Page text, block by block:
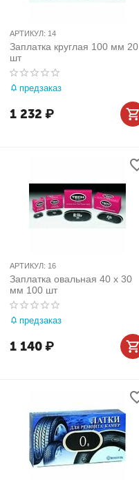
АРТИКУЛ: 14
Заплатка круглая 100 мм 20
шт
предзаказ
1 232 ₽
АРТИКУЛ: 16
Заплатка овальная 40 х 30
мм 100 шт
предзаказ
1 140₽